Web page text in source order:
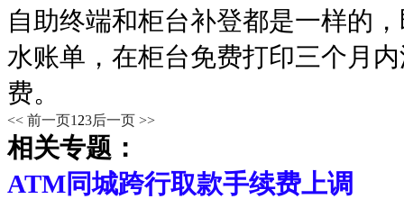
自助终端和柜台补登都是一样的
水账单，在柜台免费打印三个月
费。
<< 前一页1 23后一页 >>
相关专题：
ATM同城跨行取款手续费上调